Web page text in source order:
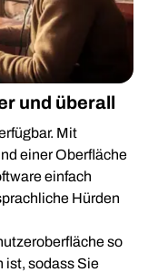
und überall
Mit
einer Oberfläche
einfach
Hürden
so
ist, sodass Sie